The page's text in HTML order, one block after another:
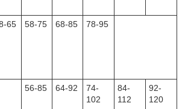
65 58-75 68-85 78-95
56-85 64-92
74-
102
84-
112
92-
120